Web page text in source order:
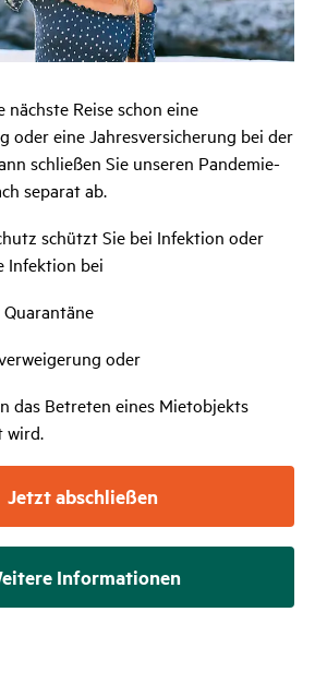
nächste Reise schon eine
oder eine Jahresversicherung bei der
schließen Sie unseren Pandemie-
separat ab.
schützt Sie bei Infektion oder
Infektion bei
oder
das Betreten eines Mietobjekts
wird.
Jetzt abschließen
Informationen